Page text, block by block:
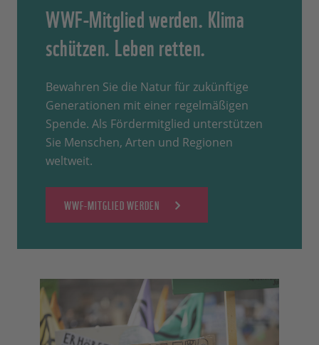
WWF-Mitglied werden. Klima
schützen. Leben retten.
Bewahren Sie die Natur für zukünftige
Generationen mit einer regelmäßigen
Spende. Als Fördermitglied unterstützen
Sie Menschen, Arten und Regionen
weltweit.
WWF-MITGLIED WERDEN